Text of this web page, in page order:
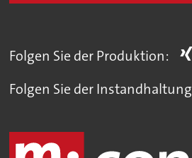
Folgen Sie der Produktion:
Folgen Sie der